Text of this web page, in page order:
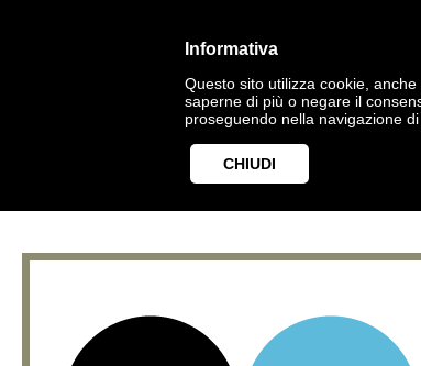
Informativa
Questo sito utilizza cookie,
saperne di più o negare il
proseguendo nella navigazione
CHIUDI